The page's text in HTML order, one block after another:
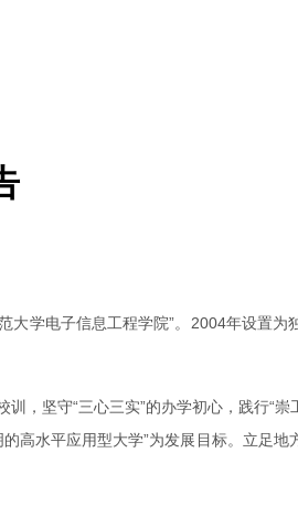
学电子信息工程学院”。2004年设置
，坚守“三心三实”的办学初心，践行“
高水平应用型大学”为发展目标。立足